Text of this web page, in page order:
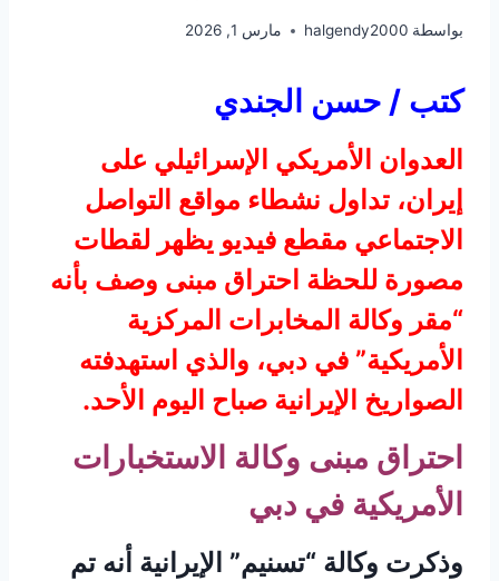
بواسطة halgendy2000 مارس 1, 2026
كتب / حسن الجندي
العدوان الأمريكي الإسرائيلي على
إيران، تداول نشطاء مواقع التواصل
الاجتماعي مقطع فيديو يظهر لقطات
مصورة للحظة احتراق مبنى وصف بأنه
“مقر وكالة المخابرات المركزية
الأمريكية” في دبي، والذي استهدفته
الصواريخ الإيرانية صباح اليوم الأحد.
احتراق مبنى وكالة الاستخبارات
الأمريكية في دبي
وذكرت وكالة “تسنيم” الإيرانية أنه تم